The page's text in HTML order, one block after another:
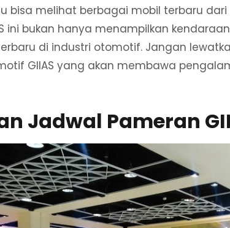
bisa melihat berbagai mobil terbaru
ini bukan hanya menampilkan
di industri otomotif. Jangan
GIIAS yang akan membawa
Jadwal Pameran